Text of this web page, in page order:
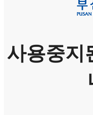
사용중지